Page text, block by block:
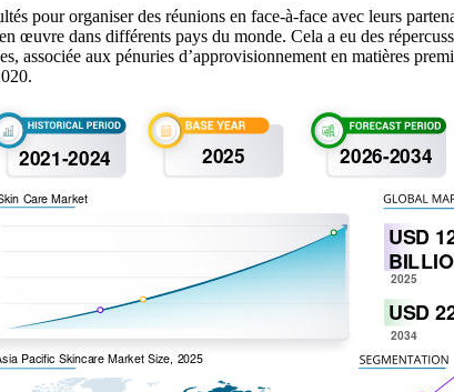
pour organiser des réunions en face-à-face avec leurs
œuvre dans différents pays du monde. Cela a eu des
associée aux pénuries d’approvisionnement en matières